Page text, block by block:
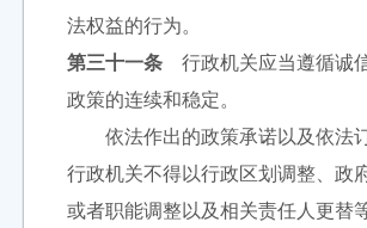
法权益的行为。
第三十一条 行政机关应当遵循诚
政策的连续和稳定。
依法作出的政策承诺以及依法订
行政机关不得以行政区划调整、政
或者职能调整以及相关责任人更替